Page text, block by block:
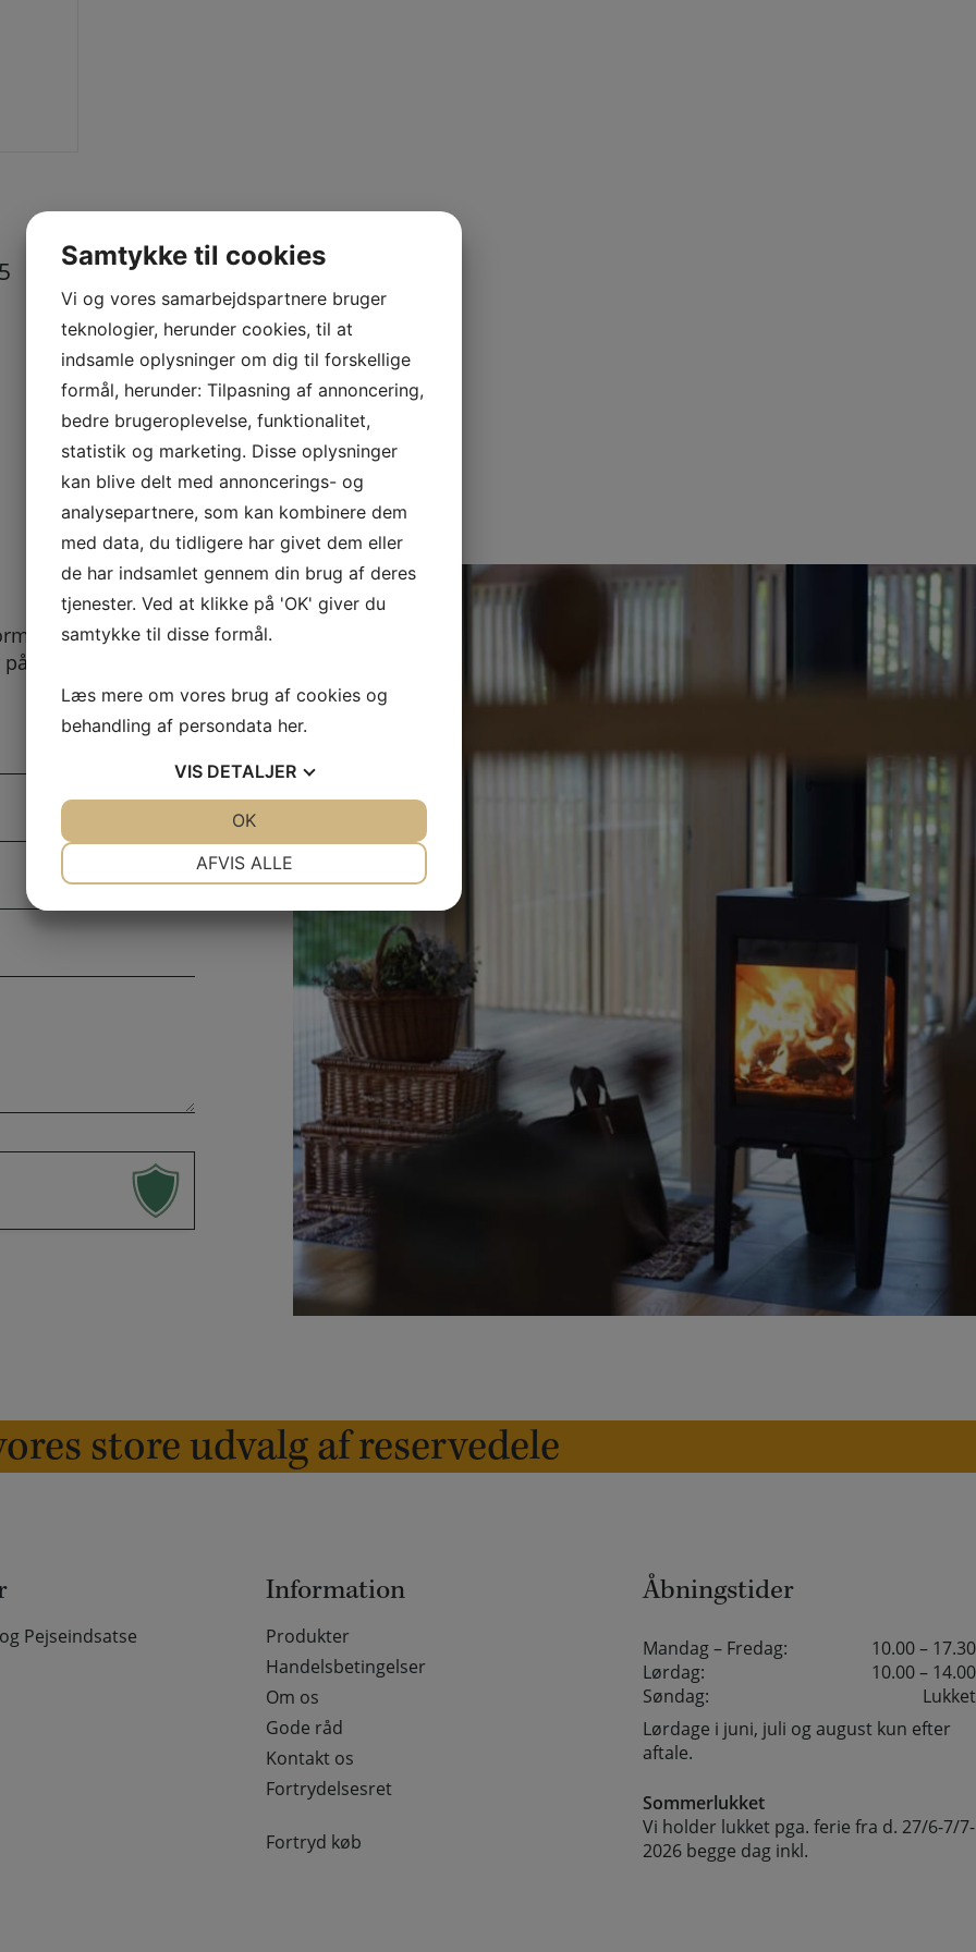
kan
her. Vi bestræber
store udvalg af reservedele
Pejseindsatse
Information
Produkter
Handelsbetingelser
Om os
Gode råd
Kontakt os
Fortrydelsesret
Fortryd køb
Åbningstider
Mandag – Fredag:
10.00 – 17.30
Lørdag:
10.00 – 14.00
Søndag:
Lukket
Lørdage i juni, juli og august kun efter
aftale.
Sommerlukket
Vi holder lukket pga. ferie fra d. 27/6-7/7-
2026 begge dag inkl.
Samtykke til cookies
Vi og vores samarbejdspartnere bruger
teknologier, herunder cookies, til at
indsamle oplysninger om dig til forskellige
formål, herunder: Tilpasning af annoncering,
bedre brugeroplevelse, funktionalitet,
statistik og marketing. Disse oplysninger
kan blive delt med annoncerings- og
analysepartnere, som kan kombinere dem
med data, du tidligere har givet dem eller
de har indsamlet gennem din brug af deres
tjenester. Ved at klikke på 'OK' giver du
samtykke til disse formål.
Læs mere om vores brug af cookies og
behandling af persondata her.
VIS DETALJER
AFVIS ALLE
OK